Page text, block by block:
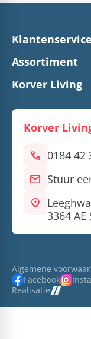
Klantenservice
Assortiment
Korver Living
Korver
call 0184 42
mail Stuur
location_on
3364
Algemene
Facebook
Realisatie